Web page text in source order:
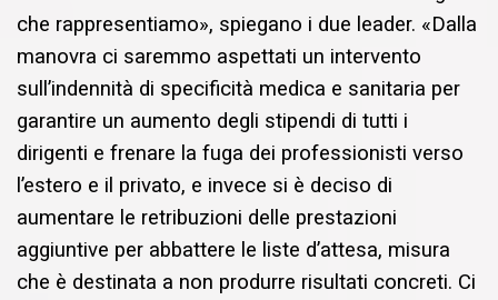
che rappresentiamo», spiegano i due leader. «Dalla
manovra ci saremmo aspettati un intervento
sull’indennità di specificità medica e sanitaria per
garantire un aumento degli stipendi di tutti i
dirigenti e frenare la fuga dei professionisti verso
l’estero e il privato, e invece si è deciso di
aumentare le retribuzioni delle prestazioni
aggiuntive per abbattere le liste d’attesa, misura
che è destinata a non produrre risultati concreti. Ci